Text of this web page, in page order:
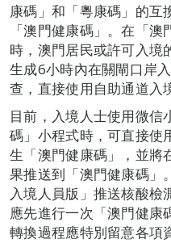
康碼」和「粵康碼」的互
「澳門健康碼」。在「
時，澳門居民或許可入境
生成6小時內在關閘口岸
查，直接使用自助通道入
目前，入境人士使用微信
碼」小程式時，可直接使
生「澳門健康碼」，並將
果推送到「澳門健康碼」
入境人員版」推送核酸檢
應先進行一次「澳門健康
轉換過程應特別留意各項